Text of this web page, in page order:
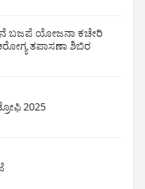
ಬಜಪೆ ಯೋಜನಾ ಕಚೇರಿ
ತಪಾಸಣಾ ಶಿಬಿರ
2025